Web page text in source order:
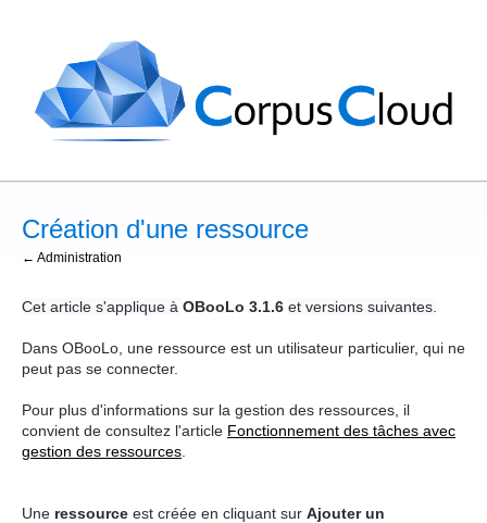
Création d'une ressource
← Administration
Cet article s'applique à OBooLo 3.1.6 et versions suivantes.
Dans OBooLo, une ressource est un utilisateur particulier, qui ne
peut pas se connecter.
Pour plus d'informations sur la gestion des ressources, il
convient de consultez l'article Fonctionnement des tâches avec
gestion des ressources
Une ressource est créée en cliquant sur Ajouter un